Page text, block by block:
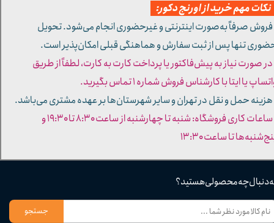
دنبال چه محصولی هستید؟
جستجو
مهم خرید از اورنج دکور:
صرفاً به‌صورت اینترنتی و غیرحضوری انجام می‌شود. تحویل
تنها پس از ثبت سفارش و هماهنگی قبلی امکان‌پذیر است.
صورت نیاز به پیش‌فاکتور یا پرداخت کارت به کارت، لطفاً از طریق
یا ایتا با کارشناس فروش شماره ۱ تماس بگیرید.
حمل و نقل در تهران و سایر شهرستان‌ها بر عهده مشتری می‌باشد.
- ساعات کاری فروشگاه: شنبه تا چهارشنبه از ساعت ۸:۳۰ تا ۱۹:۳۰ و
تا ساعت ۱۳:۳۰​​​​​​​